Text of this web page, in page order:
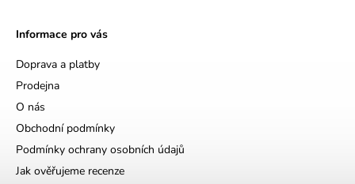
Informace pro vás
Doprava a platby
Prodejna
O nás
Obchodní podmínky
Podmínky ochrany osobních údajů
Jak ověřujeme recenze